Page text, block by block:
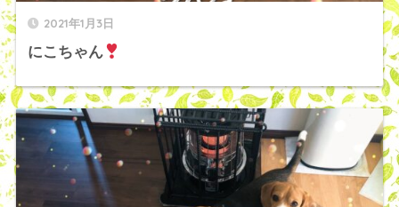
2021年1月3日
にこちゃん